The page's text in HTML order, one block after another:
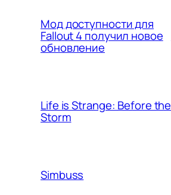
Мод доступности для
Fallout 4 получил новое
обновление
Life is Strange: Before the
Storm
Simbuss